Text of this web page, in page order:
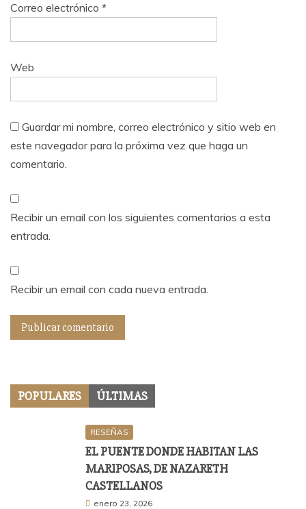
Correo electrónico *
Web
Guardar mi nombre, correo electrónico y sitio web en
este navegador para la próxima vez que haga un
comentario.
Recibir un email con los siguientes comentarios a esta
entrada.
Recibir un email con cada nueva entrada.
POPULARES ÚLTIMAS
RESEÑAS
EL PUENTE DONDE HABITAN LAS
MARIPOSAS, DE NAZARETH
CASTELLANOS
enero 23, 2026